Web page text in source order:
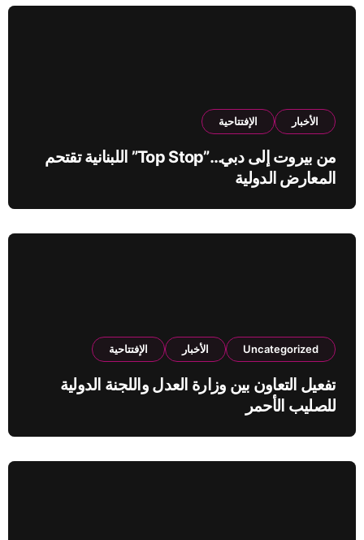
الأخبار الإفتتاحية
من بيروت إلى دبي…”Top Stop” اللبنانية تقتحم
المعارض الدولية
Uncategorized الأخبار الإفتتاحية
تفعيل التعاون بين وزارة العدل واللجنة الدولية
للصليب الأحمر